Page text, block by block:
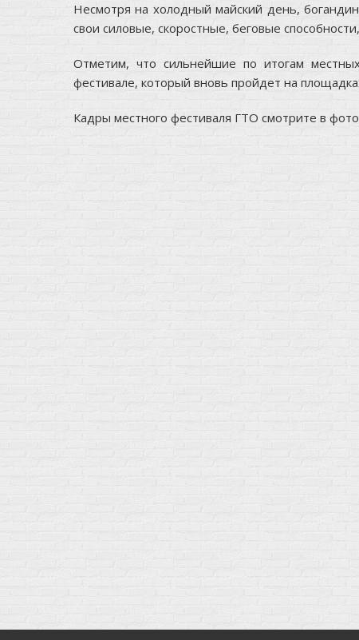
Несмотря на холодный майский день,
свои силовые, скоростные, беговые
Отметим, что сильнейшие по итогам
фестивале, который вновь пройдет на
Кадры местного фестиваля ГТО смотрите в